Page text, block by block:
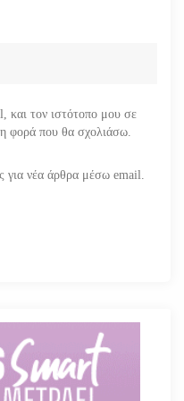
τον ιστότοπο μου σε
φορά που θα σχολιάσω.
για νέα άρθρα μέσω email.